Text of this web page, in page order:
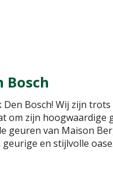
Bosch
Bosch! Wij zijn
om zijn hoogwaardige
geuren van Maison
en stijlvolle oase.